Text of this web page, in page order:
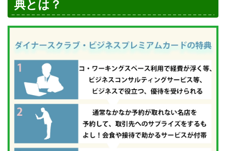
典とは？